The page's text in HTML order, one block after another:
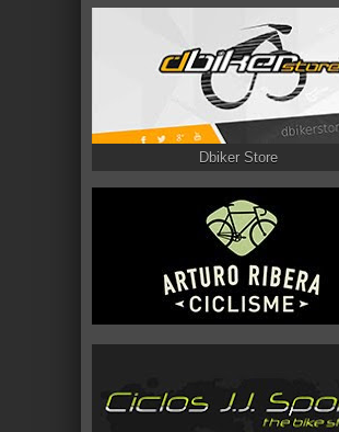
Dbiker Store